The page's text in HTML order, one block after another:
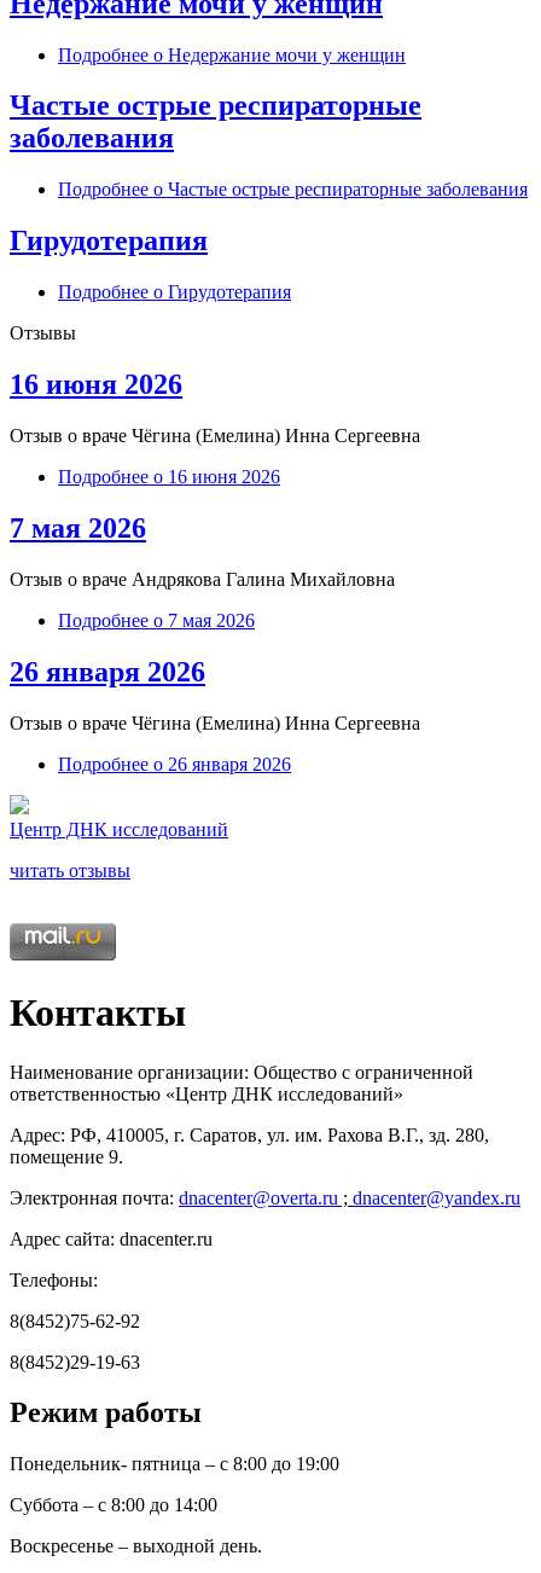
Подробнее о Недержание мочи у женщин
Частые острые респираторные
заболевания
Подробнее о Частые острые респираторные заболевания
Гирудотерапия
Подробнее о Гирудотерапия
Отзывы
16 июня 2026
Отзыв о враче Чёгина (Емелина) Инна Сергеевна
Подробнее о 16 июня 2026
7 мая 2026
Отзыв о враче Андрякова Галина Михайловна
Подробнее о 7 мая 2026
26 января 2026
Отзыв о враче Чёгина (Емелина) Инна Сергеевна
Подробнее о 26 января 2026
Центр ДНК исследований
читать отзывы
Контакты
Наименование организации: Общество с ограниченной
ответственностью «Центр ДНК исследований»
Адрес: РФ, 410005, г. Саратов, ул. им. Рахова В.Г., зд. 280,
помещение 9.
Электронная почта: dnacenter@overta.ru ; dnacenter@yandex.ru
Адрес сайта: dnacenter.ru
Телефоны:
8(8452)75-62-92
8(8452)29-19-63
Режим работы
Понедельник- пятница – с 8:00 до 19:00
Суббота – с 8:00 до 14:00
Воскресенье – выходной день.